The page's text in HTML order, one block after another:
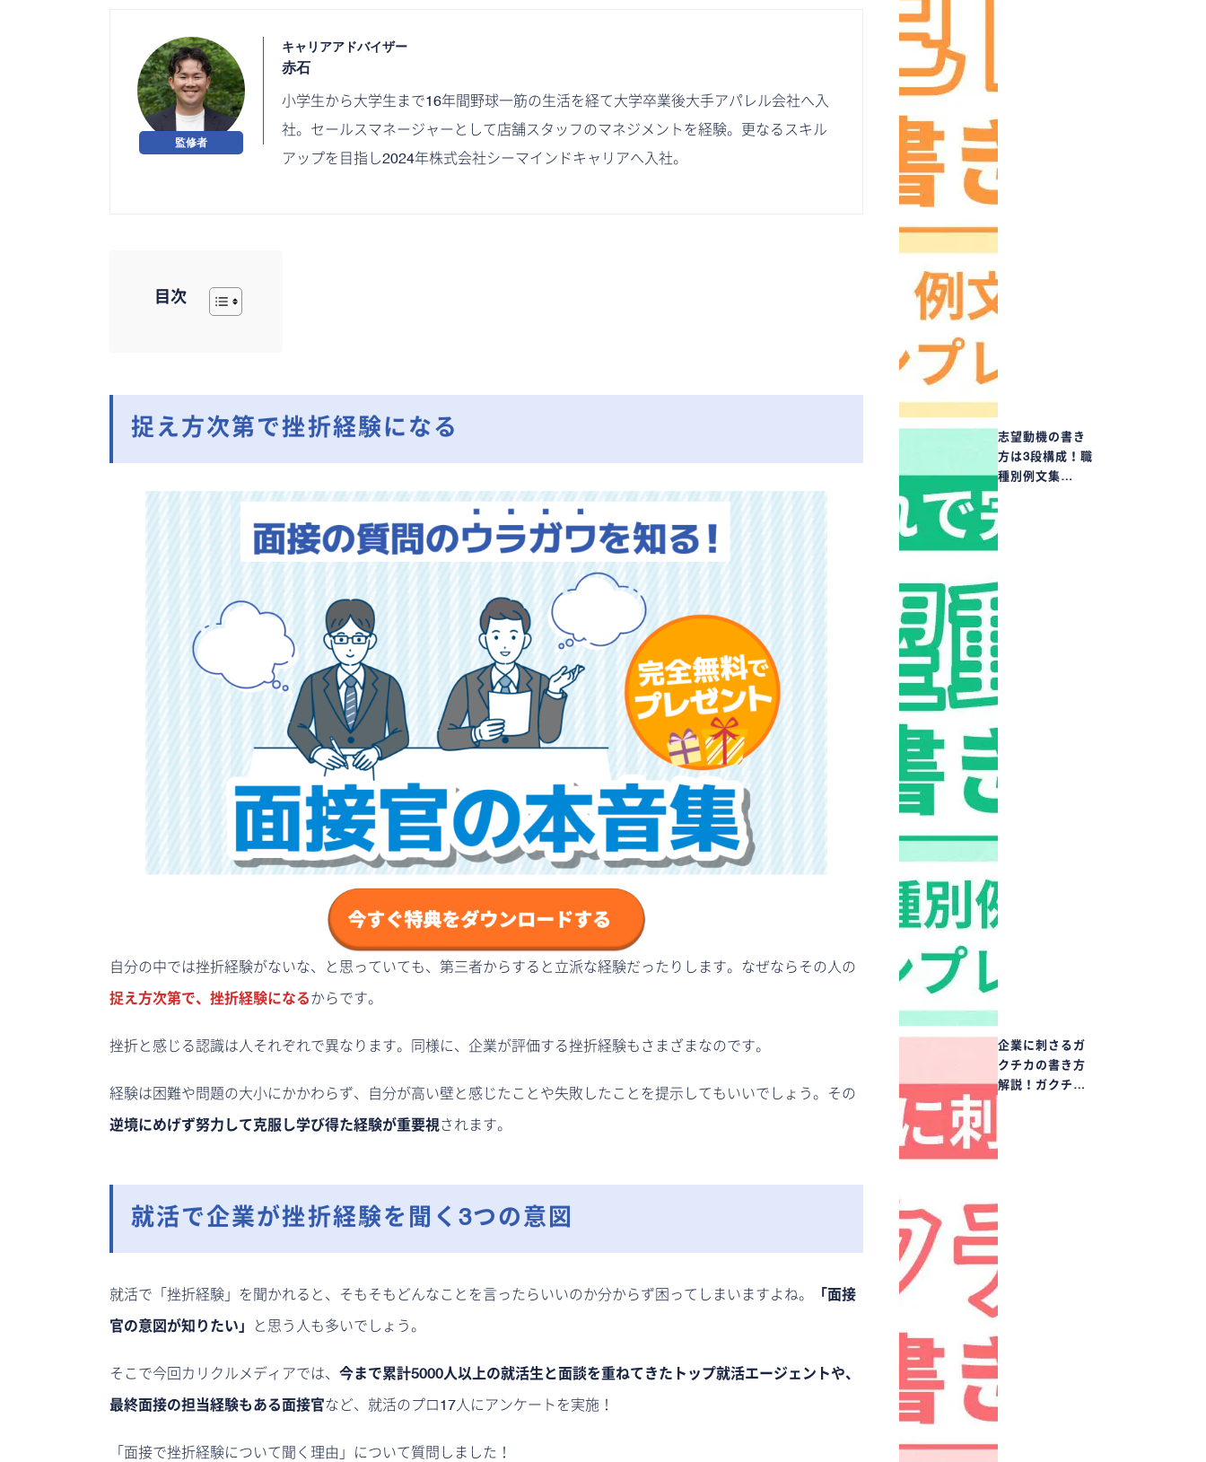
キャリアアドバイザー
赤石
小学生から大学生まで16年間野球一筋の生活を経て大学卒業後大手アパレル会社へ入
社。セールスマネージャーとして店舗スタッフのマネジメントを経験。更なるスキル
アップを目指し2024年株式会社シーマインドキャリアへ入社。
目次
捉え方次第で挫折経験になる
自分の中では挫折経験がないな、と思っていても、第三者からすると立派な経験だったりします。なぜならその人の
捉え方次第で、挫折経験になるからです。
挫折と感じる認識は人それぞれで異なります。同様に、企業が評価する挫折経験もさまざまなのです。
経験は困難や問題の大小にかかわらず、自分が高い壁と感じたことや失敗したことを提示してもいいでしょう。その
逆境にめげず努力して克服し学び得た経験が重要視されます。
就活で企業が挫折経験を聞く3つの意図
就活で「挫折経験」を聞かれると、そもそもどんなことを言ったらいいのか分からず困ってしまいますよね。 「面接
官の意図が知りたい」 と思う人も多いでしょう。
そこで今回カリクルメディアでは、 今まで累計5000人以上の就活生と面談を重ねてきたトップ就活エージェントや、
最終面接の担当経験もある面接官など、就活のプロ17人にアンケートを実施！
「面接で挫折経験について聞く理由」について質問しました！
志望動機の書き
方は3段構成！職
種別例文集…
企業に刺さるガ
クチカの書き方
解説！ガクチ…